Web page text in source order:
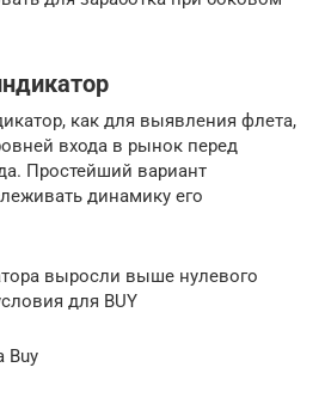
как для выявления флета,
входа в рынок перед
Простейший вариант
динамику его
выросли выше нулевого
для BUY
Buy